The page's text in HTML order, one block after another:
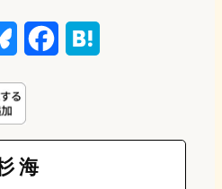
u
e
s
e
e
海